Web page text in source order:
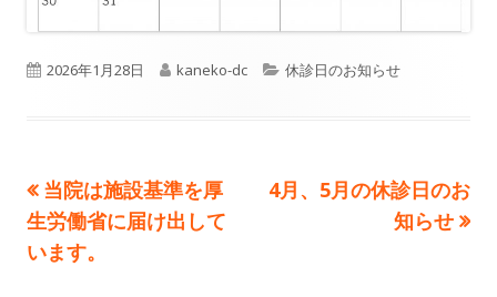
公
2026年1月28日
作
kaneko-dc
カ
リ
休診日のお知らせ
投
稿
前
の
記
当院は施設基準を厚
生労働省に届け出して
います。
次
4月、5月の休診日のお
知らせ